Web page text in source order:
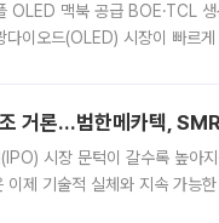
맥북 공급 BOE·TCL
이오드(OLED) 시장이 빠르게
거론…범한메카텍,
시장 문턱이 갈수록 높아
이제 기술적 실체와 지속 가능